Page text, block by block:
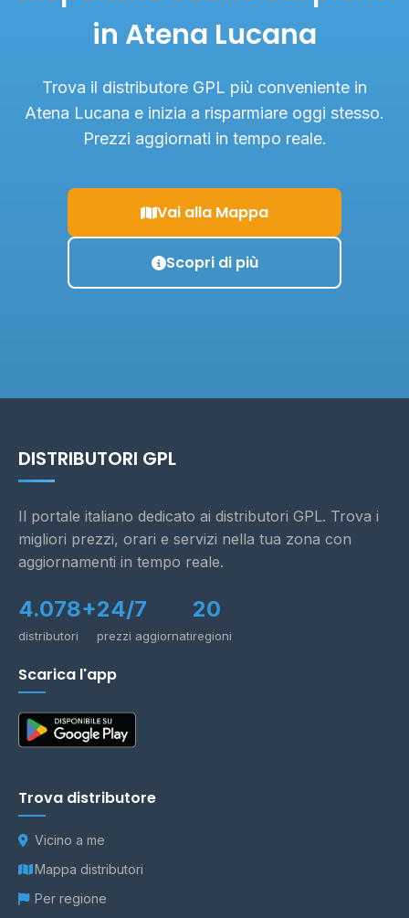
in Atena Lucana
Trova il distributore GPL più conveniente in
Atena Lucana e inizia a risparmiare oggi stesso.
Prezzi aggiornati in tempo reale.
Vai alla Mappa
Scopri di più
DISTRIBUTORI GPL
Il portale italiano dedicato ai distributori GPL. Trova i
migliori prezzi, orari e servizi nella tua zona con
aggiornamenti in tempo reale.
4.078+
distributori
24/7
prezzi aggiornati
20
regioni
Scarica l'app
Trova distributore
Vicino a me
Mappa distributori
Per regione